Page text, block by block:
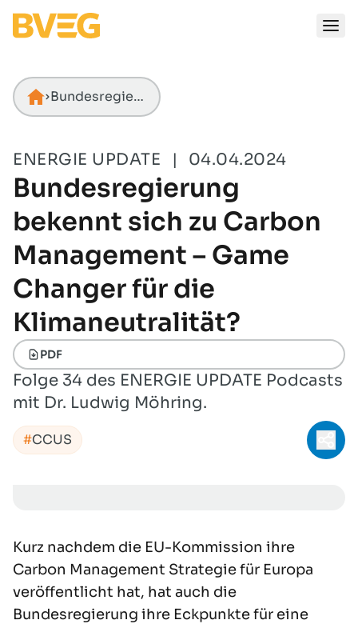
Startseite
Bundesregierung bekennt sich zu Carbon Management – Game Changer für die Klimaneutralität?
ENERGIE UPDATE | 04.04.2024
Bundesregierung
bekennt sich zu Carbon
Management – Game
Changer für die
Klimaneutralität?
PDF
Folge 34 des ENERGIE UPDATE Podcasts
mit Dr. Ludwig Möhring.
CCUS
Kurz nachdem die EU-Kommission ihre
Carbon Management Strategie für Europa
veröffentlicht hat, hat auch die
Bundesregierung ihre Eckpunkte für eine